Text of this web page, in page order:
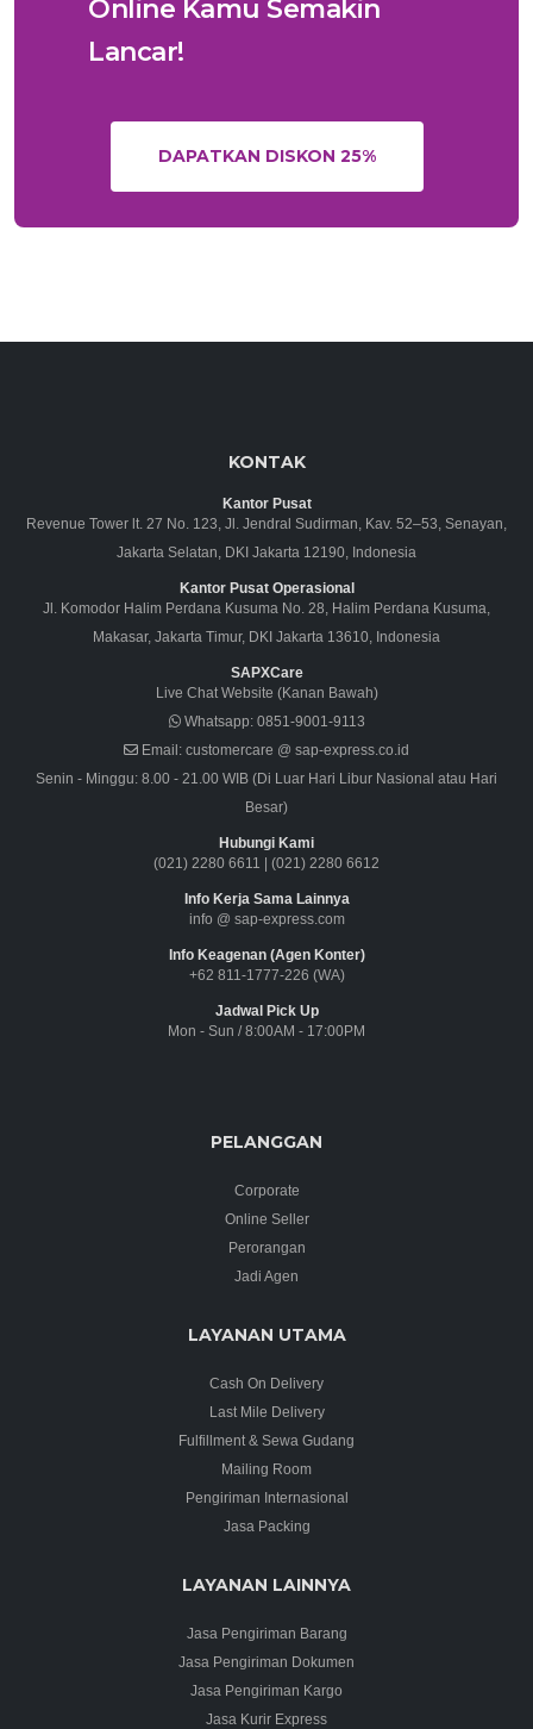
Online Kamu Semakin
Lancar!
DAPATKAN DISKON 25%
KONTAK
Kantor Pusat
Revenue Tower lt. 27 No. 123, Jl. Jendral Sudirman, Kav. 52–53, Senayan,
Jakarta Selatan, DKI Jakarta 12190, Indonesia
Kantor Pusat Operasional
Jl. Komodor Halim Perdana Kusuma No. 28, Halim Perdana Kusuma,
Makasar, Jakarta Timur, DKI Jakarta 13610, Indonesia
SAPXCare
Live Chat Website (Kanan Bawah)
Whatsapp:0851-9001-9113
Email: customercare @ sap-express.co.id
Senin - Minggu: 8.00 - 21.00 WIB (Di Luar Hari Libur Nasional atau Hari
Besar)
Hubungi Kami
(021) 2280 6611
(021) 2280 6612
Info Kerja Sama Lainnya
info @ sap-express.com
Info Keagenan (Agen Konter)
+62 811-1777-226 (WA)
Jadwal Pick Up
Mon - Sun / 8:00AM - 17:00PM
PELANGGAN
Corporate
Online Seller
Perorangan
Jadi Agen
LAYANAN UTAMA
Cash On Delivery
Last Mile Delivery
Fulfillment & Sewa Gudang
Mailing Room
Pengiriman Internasional
Jasa Packing
LAYANAN LAINNYA
Jasa Pengiriman Barang
Jasa Pengiriman Dokumen
Jasa Pengiriman Kargo
Jasa Kurir Express